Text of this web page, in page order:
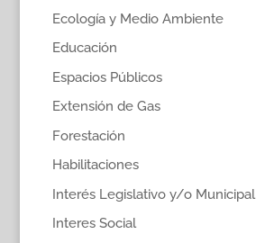
Ecología y Medio Ambiente
Educación
Espacios Públicos
Extensión de Gas
Forestación
Habilitaciones
Interés Legislativo y/o Municipal
Interes Social